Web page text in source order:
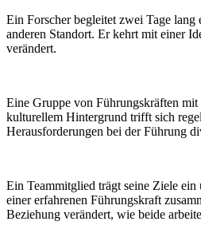
Ein Forscher begleitet zwei Tage
anderen Standort. Er kehrt mit einer
verändert.
Eine Gruppe von Führungskräften mit
kulturellem Hintergrund trifft sich
Herausforderungen bei der Führung
Ein Teammitglied trägt seine Ziele
einer erfahrenen Führungskraft
Beziehung verändert, wie beide